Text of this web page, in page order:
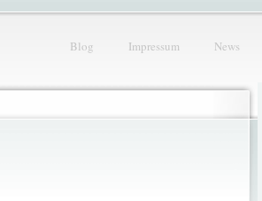
Blog Impressum News